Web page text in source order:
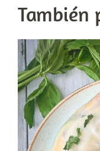
También